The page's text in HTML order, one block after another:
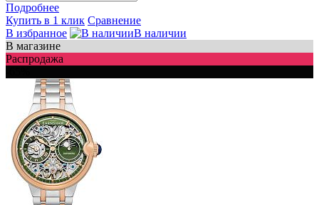
Подробнее
Купить в 1 клик Сравнение
В избранное
В наличии
В магазине
Распродажа